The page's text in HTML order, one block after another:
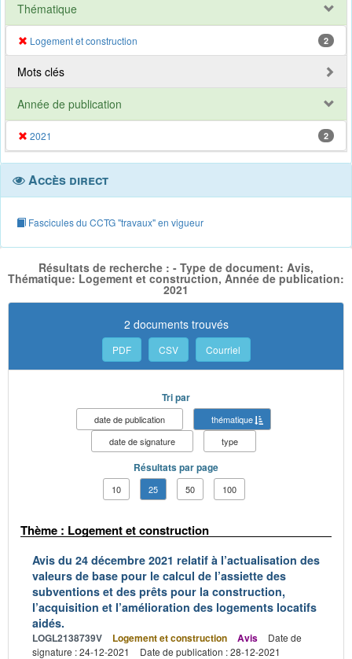
Thématique
Logement et construction 2
Mots clés
Année de publication
2021 2
Accès direct
Fascicules du CCTG "travaux" en vigueur
Résultats de recherche : - Type de document: Avis,
Thématique: Logement et construction, Année de publication:
2021
2 documents trouvés
PDF CSV Courriel
Tri par
date de publication
thématique
date de signature
type
Résultats par page
10 25 50 100
Thème : Logement et construction
Avis du 24 décembre 2021 relatif à l’actualisation des
valeurs de base pour le calcul de l’assiette des
subventions et des prêts pour la construction,
l’acquisition et l’amélioration des logements locatifs
aidés.
LOGL2138739V Logement et construction Avis
Date de
signature : 24-12-2021
Date de publication : 28-12-2021